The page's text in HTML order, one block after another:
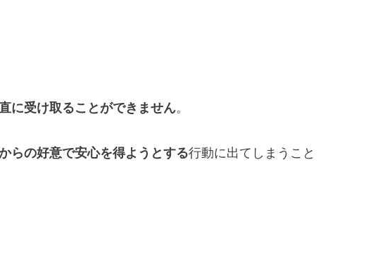
に受け取ることができません。
らの好意で安心を得ようとする行動に出てしまうこと